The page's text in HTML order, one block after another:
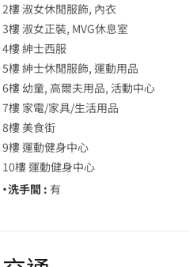
2樓 淑女休閒服飾, 內衣
3樓 淑女正裝, MVG休息室
4樓 紳士西服
5樓 紳士休閒服飾, 運動用品
6樓 幼童, 高爾夫用品, 活動中心
7樓 家電/家具/生活用品
8樓 美食街
9樓 運動健身中心
10樓 運動健身中心
・洗手間 : 有